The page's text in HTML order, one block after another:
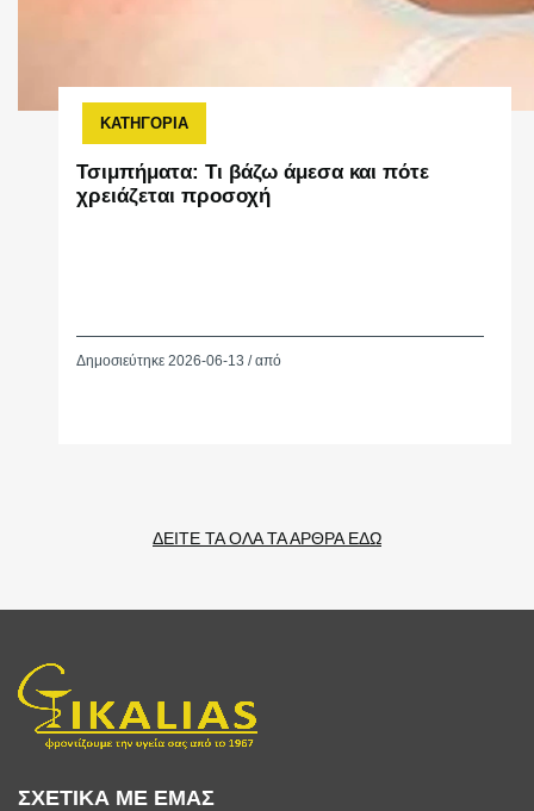
ΚΑΤΗΓΟΡΙΑ
Τσιμπήματα: Τι βάζω άμεσα και πότε
χρειάζεται προσοχή
Δημοσιεύτηκε 2026-06-13 / από
ΔΕΙΤΕ ΤΑ ΟΛΑ ΤΑ ΑΡΘΡΑ ΕΔΩ
ΣΧΕΤΙΚΑ ΜΕ ΕΜΑΣ